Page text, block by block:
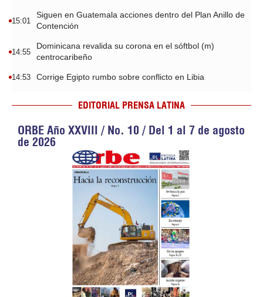
15:01
Siguen en Guatemala acciones dentro del Plan Anillo de
Contención
14:55
Dominicana revalida su corona en el sóftbol (m)
centrocaribeño
14:53 Corrige Egipto rumbo sobre conflicto en Libia
EDITORIAL PRENSA LATINA
ORBE Año XXVIII / No. 10 / Del 1 al 7 de agosto
de 2026